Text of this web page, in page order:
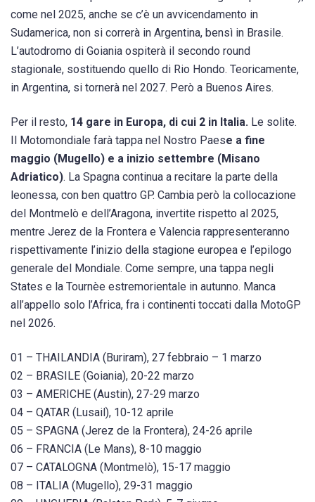
come nel 2025, anche se c’è un avvicendamento in
Sudamerica, non si correrà in Argentina, bensì in Brasile.
L’autodromo di Goiania ospiterà il secondo round
stagionale, sostituendo quello di Rio Hondo. Teoricamente,
in Argentina, si tornerà nel 2027. Però a Buenos Aires.
Per il resto, 14 gare in Europa, di cui 2 in Italia. Le solite.
Il Motomondiale farà tappa nel Nostro Paese a fine
maggio (Mugello) e a inizio settembre (Misano
Adriatico). La Spagna continua a recitare la parte della
leonessa, con ben quattro GP. Cambia però la collocazione
del Montmelò e dell’Aragona, invertite rispetto al 2025,
mentre Jerez de la Frontera e Valencia rappresenteranno
rispettivamente l’inizio della stagione europea e l’epilogo
generale del Mondiale. Come sempre, una tappa negli
States e la Tournèe estremorientale in autunno. Manca
all’appello solo l’Africa, fra i continenti toccati dalla MotoGP
nel 2026.
01 – THAILANDIA (Buriram), 27 febbraio – 1 marzo
02 – BRASILE (Goiania), 20-22 marzo
03 – AMERICHE (Austin), 27-29 marzo
04 – QATAR (Lusail), 10-12 aprile
05 – SPAGNA (Jerez de la Frontera), 24-26 aprile
06 – FRANCIA (Le Mans), 8-10 maggio
07 – CATALOGNA (Montmelò), 15-17 maggio
08 – ITALIA (Mugello), 29-31 maggio